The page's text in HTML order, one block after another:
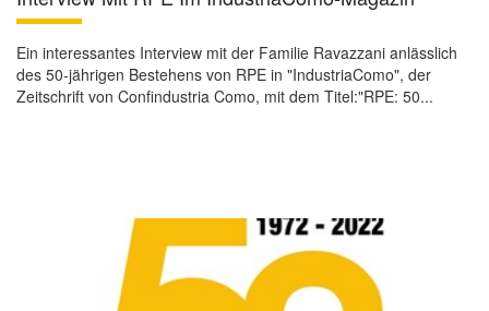
Ein interessantes Interview mit der Familie Ravazzani anlässlich
des 50-jährigen Bestehens von RPE in "IndustriaComo", der
Zeitschrift von Confindustria Como, mit dem Titel:"RPE: 50...